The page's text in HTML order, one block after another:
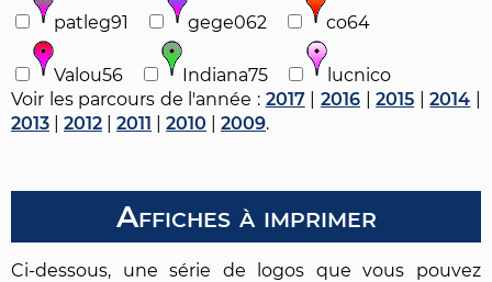
patleg91 gege062 co64
Valou56 Indiana75
lucnico
Voir les parcours de l'année : 2017| 2016|2015 |2014
2013
2012 2011 2010 2009.
Affiches à imprimer
Ci-dessous, une série de logos que vous pouvez